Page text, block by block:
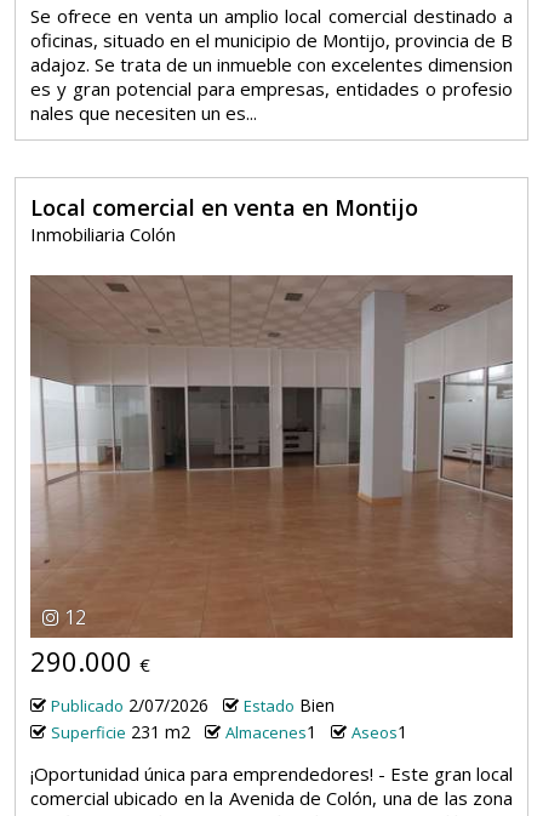
Se ofrece en venta un amplio local comercial destinado a
oficinas, situado en el municipio de Montijo, provincia de B
adajoz. Se trata de un inmueble con excelentes dimension
es y gran potencial para empresas, entidades o profesio
nales que necesiten un es...
Local comercial en venta en Montijo
Inmobiliaria Colón
12
290.000 €
Publicado 2/07/2026 Estado Bien
Superficie 231 m2 Almacenes1 Aseos1
¡Oportunidad única para emprendedores! - Este gran local
comercial ubicado en la Avenida de Colón, una de las zona